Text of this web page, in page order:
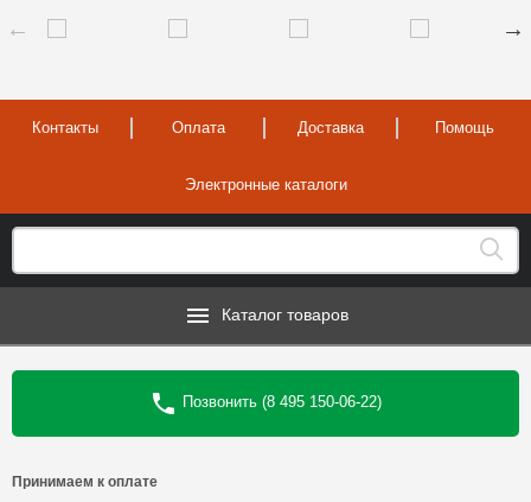
Контакты Оплата Доставка Помощь
Электронные каталоги
Каталог товаров
Позвонить (8 495 150-06-22)
Принимаем к оплате